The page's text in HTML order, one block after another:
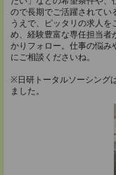
ので長期でご活躍されてい
うえで、ピッタリの求人
め、経験豊富な専任担当者
かりフォロー。仕事の悩み
にご相談くださいね。
※日研トータルソーシング
ました。